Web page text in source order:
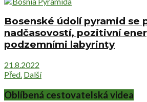
Bosenské údolí pyramid se
nadčasovostí, pozitivní
podzemními labyrinty
21.8.2022
Před. Další
Oblíbená cestovatelská videa